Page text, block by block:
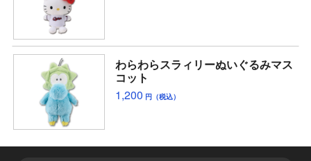
わらわらスラィリーぬいぐるみマス
コット
1,200 円（税込）